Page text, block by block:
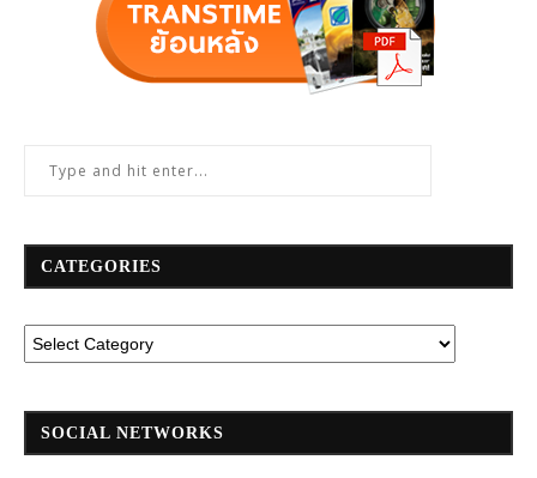
CATEGORIES
SOCIAL NETWORKS